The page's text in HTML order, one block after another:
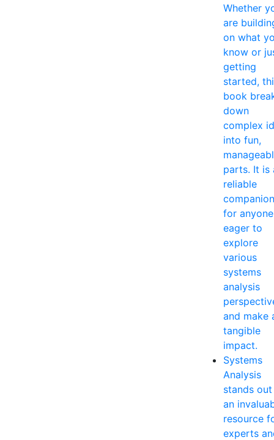
Whether
are
on what
know or
getting
started,
book
down
complex
into fun,
parts. It is
reliable
companion
for anyone
eager to
explore
various
systems
analysis
and make
tangible
impact.
Systems
Analysis
stands out
an
resource
experts